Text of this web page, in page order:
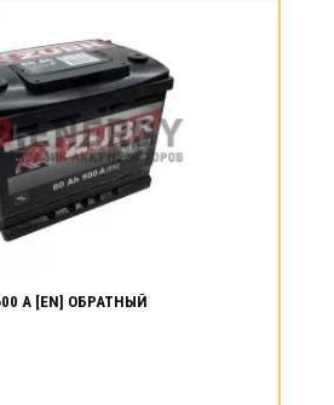
А [EN] ОБРАТНЫЙ